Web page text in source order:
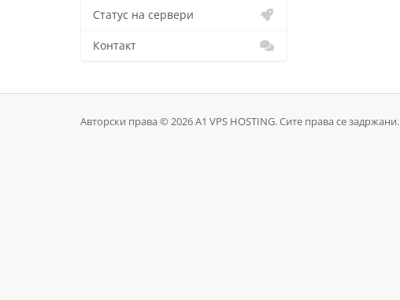
Статус на сервери
Контакт
Авторски права © 2026 A1 VPS HOSTING. Сите права се задржани.